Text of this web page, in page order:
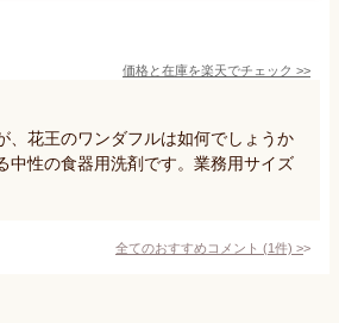
価格と在庫を楽天でチェック >>
、花王のワンダフルは如何でしょうか
中性の食器用洗剤です。業務用サイズ
全てのおすすめコメント (1件) >